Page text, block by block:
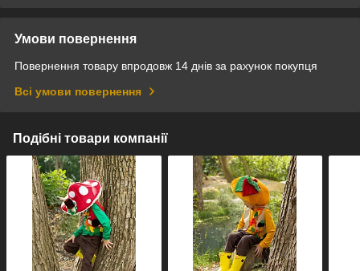
Умови повернення
Повернення товару впродовж 14 днів за рахунок покупця
Всі умови повернення
Подібні товари компанії